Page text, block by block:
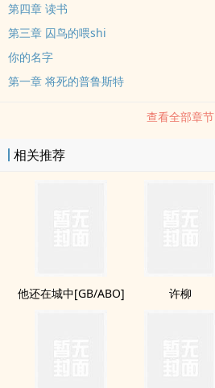
第四章 读书
第三章 囚鸟的喂shi
你的名字
第一章 将死的普鲁斯特
查看全部章节
相关推荐
他还在城中[GB/ABO] 许柳